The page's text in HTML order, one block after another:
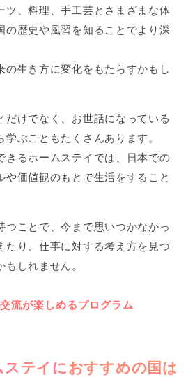
ツ、料理、手工芸とさまざまな体
の歴史や風習を知ることでより深
の生き方に変化をもたらすかもし
だけでなく、お世話になっている
ぶこともたくさんあります。
きるホームステイでは、日本での
や価値観のもとで生活をすること
つことで、今まで思いつかなかっ
たり、仕事に対する考え方を見つ
しれません。
流が楽しめるプログラム
ステイにおすすめの国は